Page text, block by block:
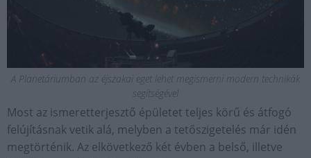
A Planetáriumban az éjszakai eget lehet megismerni modern technikák
segítségével
Most az ismeretterjesztő épületet teljes körű és átfogó
felújításnak vetik alá, melyben a tetőszigetelés már idén
megtörténik. Az elkövetkező két évben a belső, illetve